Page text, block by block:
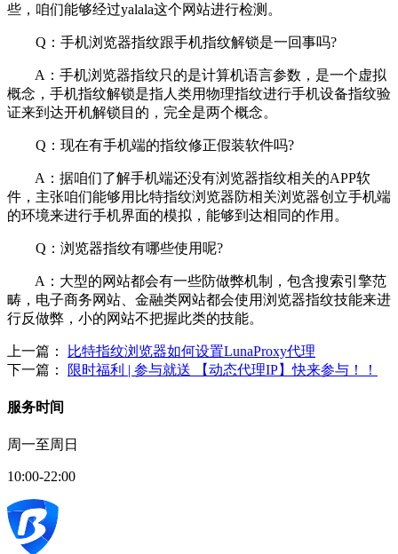
些，咱们能够经过yalala这个网站进行检测。
Q：手机浏览器指纹跟手机指纹解锁是一回事吗?
A：手机浏览器指纹只的是计算机语言参数，是一个虚拟
概念，手机指纹解锁是指人类用物理指纹进行手机设备指纹验
证来到达开机解锁目的，完全是两个概念。
Q：现在有手机端的指纹修正假装软件吗?
A：据咱们了解手机端还没有浏览器指纹相关的APP软
件，主张咱们能够用比特指纹浏览器防相关浏览器创立手机端
的环境来进行手机界面的模拟，能够到达相同的作用。
Q：浏览器指纹有哪些使用呢?
A：大型的网站都会有一些防做弊机制，包含搜索引擎范
畴，电子商务网站、金融类网站都会使用浏览器指纹技能来进
行反做弊，小的网站不把握此类的技能。
上一篇：
比特指纹浏览器如何设置LunaProxy代理
下一篇：
限时福利 | 参与就送 【动态代理IP】快来参与！！
服务时间
周一至周日
10:00-22:00